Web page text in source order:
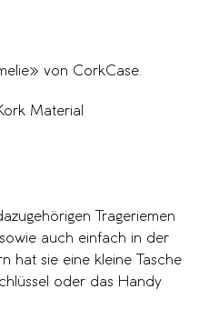
von CorkCase.
Material
Trageriemen
auch einfach in der
hat sie eine kleine Tasche
oder das Handy